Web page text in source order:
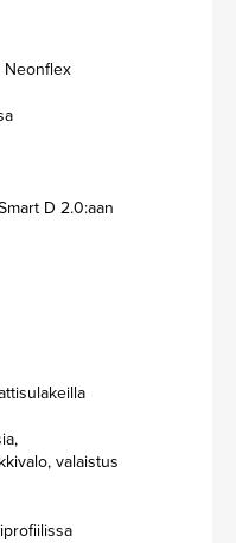
Neonflex
D 2.0:aan
valaistus